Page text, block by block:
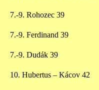
7.-9. Rohozec 39
7.-9. Ferdinand 39
7.-9. Dudák 39
10. Hubertus – Kácov 42